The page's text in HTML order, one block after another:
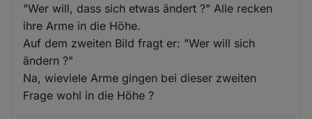
"Wer will, dass sich etwas ändert ?" Alle recken
ihre Arme in die Höhe.
Auf dem zweiten Bild fragt er: "Wer will sich
ändern ?"
Na, wieviele Arme gingen bei dieser zweiten
Frage wohl in die Höhe ?